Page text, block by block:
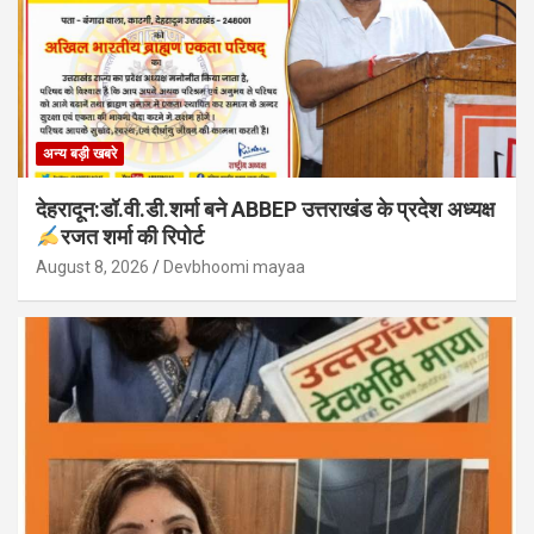
अन्य बड़ी खबरे
देहरादून:डॉ.वी.डी.शर्मा बने ABBEP उत्तराखंड के प्रदेश अध्यक्ष
रजत शर्मा की रिपोर्ट
August 8, 2026 Devbhoomi mayaa